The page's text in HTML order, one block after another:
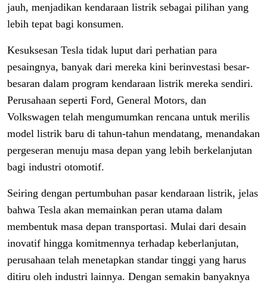
jauh, menjadikan kendaraan listrik sebagai pilihan yang
lebih tepat bagi konsumen.
Kesuksesan Tesla tidak luput dari perhatian para
pesaingnya, banyak dari mereka kini berinvestasi besar-
besaran dalam program kendaraan listrik mereka sendiri.
Perusahaan seperti Ford, General Motors, dan
Volkswagen telah mengumumkan rencana untuk merilis
model listrik baru di tahun-tahun mendatang, menandakan
pergeseran menuju masa depan yang lebih berkelanjutan
bagi industri otomotif.
Seiring dengan pertumbuhan pasar kendaraan listrik, jelas
bahwa Tesla akan memainkan peran utama dalam
membentuk masa depan transportasi. Mulai dari desain
inovatif hingga komitmennya terhadap keberlanjutan,
perusahaan telah menetapkan standar tinggi yang harus
ditiru oleh industri lainnya. Dengan semakin banyaknya